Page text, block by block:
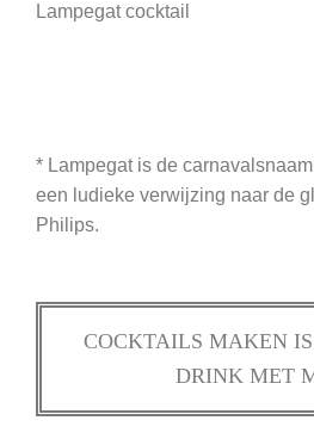
Lampegat cocktail
* Lampegat is de
een ludieke verwijzing naar de
Philips.
COCKTAILS MAKEN
DRINK MET